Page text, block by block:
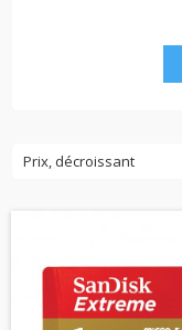
Prix, décroissant